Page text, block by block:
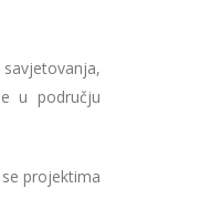
u području
projektima